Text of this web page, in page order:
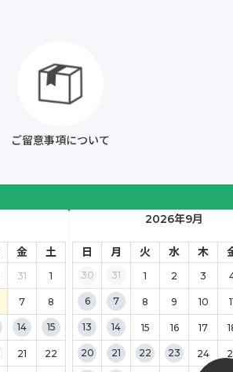
ご留意事項について
金 土
31 1
7 8
14 15
21 22
2026年9月
日 月 火 水 木
30 31 1 2 3
6 7 8 9 10
13 14 15 16 17
20 21 22 23 24